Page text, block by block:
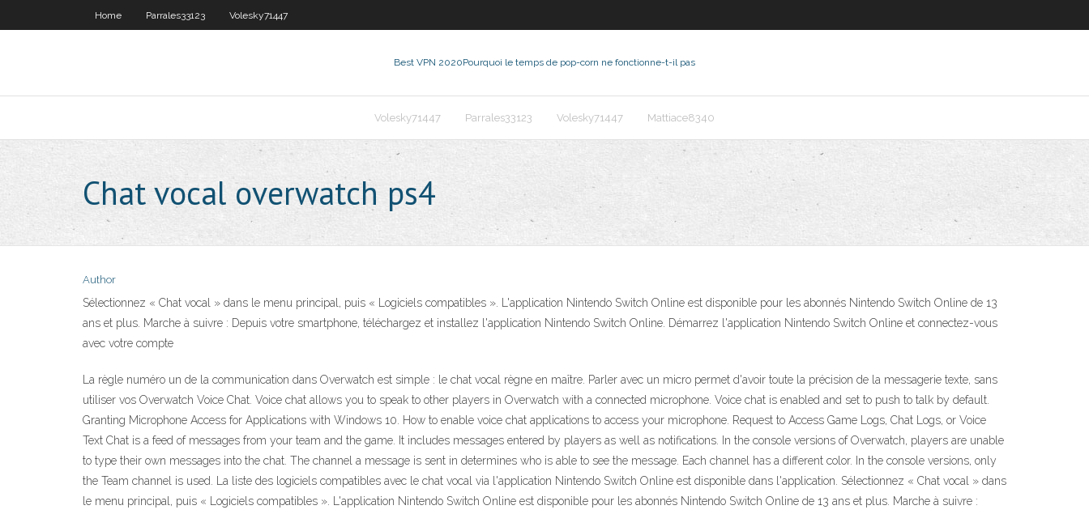
Home Parrales33123 Volesky71447
Best VPN 2020Pourquoi le temps de pop-corn ne fonctionne-t-il pas
Volesky71447 Parrales33123 Volesky71447 Mattiace8340
Chat vocal overwatch ps4
Author
Sélectionnez « Chat vocal » dans le menu principal, puis « Logiciels compatibles ». L'application Nintendo Switch Online est disponible pour les abonnés Nintendo Switch Online de 13
ans et plus. Marche à suivre : Depuis votre smartphone, téléchargez et installez l'application Nintendo Switch Online. Démarrez l'application Nintendo Switch Online et connectez-vous
avec votre compte
La règle numéro un de la communication dans Overwatch est simple : le chat vocal règne en maître. Parler avec un micro permet d'avoir toute la précision de la messagerie texte, sans
utiliser vos Overwatch Voice Chat. Voice chat allows you to speak to other players in Overwatch with a connected microphone. Voice chat is enabled and set to push to talk by default.
Granting Microphone Access for Applications with Windows 10. How to enable voice chat applications to access your microphone. Request to Access Game Logs, Chat Logs, or Voice
Text Chat is a feed of messages from your team and the game. It includes messages entered by players as well as notifications. In the console versions of Overwatch, players are unable
to type their own messages into the chat. The channel a message is sent in determines who is able to see the message. Each channel has a different color. In the console versions, only
the Team channel is used. La liste des logiciels compatibles avec le chat vocal via l'application Nintendo Switch Online est disponible dans l'application. Sélectionnez « Chat vocal » dans
le menu principal, puis « Logiciels compatibles ». L'application Nintendo Switch Online est disponible pour les abonnés Nintendo Switch Online de 13 ans et plus. Marche à suivre :